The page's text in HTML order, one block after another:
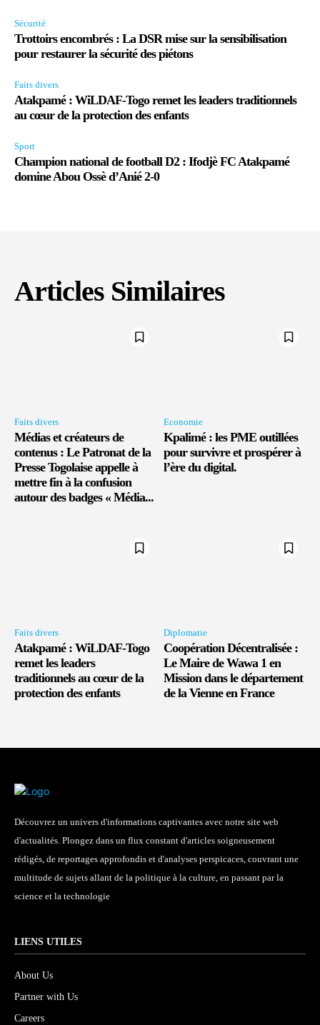
Sécurité
Trottoirs encombrés : La DSR mise sur la sensibilisation
pour restaurer la sécurité des piétons
Faits divers
Atakpamé : WiLDAF-Togo remet les leaders traditionnels
au cœur de la protection des enfants
Sport
Champion national de football D2 : Ifodjè FC Atakpamé
domine Abou Ossè d’Anié 2-0
Articles Similaires
Faits divers
Médias et créateurs de
contenus : Le Patronat de la
Presse Togolaise appelle à
mettre fin à la confusion
autour des badges « Média...
Economie
Kpalimé : les PME outillées
pour survivre et prospérer à
l’ère du digital.
Faits divers
Atakpamé : WiLDAF-Togo
remet les leaders
traditionnels au cœur de la
protection des enfants
Diplomatie
Coopération Décentralisée :
Le Maire de Wawa 1 en
Mission dans le département
de la Vienne en France
Découvrez un univers d'informations captivantes avec notre site web
d'actualités. Plongez dans un flux constant d'articles soigneusement
rédigés, de reportages approfondis et d'analyses perspicaces, couvrant une
multitude de sujets allant de la politique à la culture, en passant par la
science et la technologie
LIENS UTILES
About Us
Partner with Us
Careers